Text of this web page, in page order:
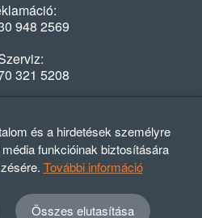
948 2569
321 5208
08:00-16:30
és a hirdetések személyre
funkcióinak biztosítására
További információ
Összes elutasítása